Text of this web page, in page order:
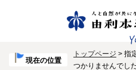
現在の位置
トップページ > 指
つかりませんでした